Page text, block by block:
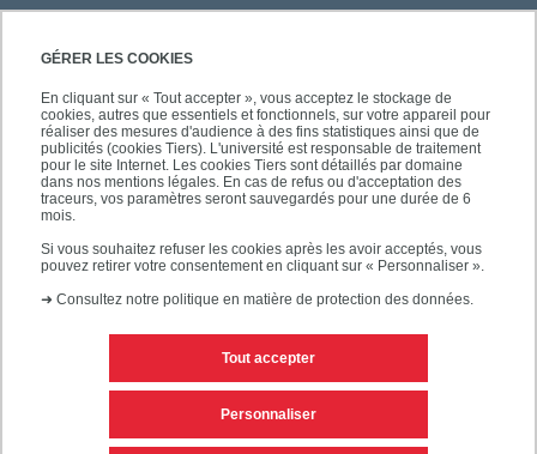
GÉRER LES COOKIES
En cliquant sur « Tout accepter », vous acceptez le stockage de
cookies, autres que essentiels et fonctionnels, sur votre appareil pour
réaliser des mesures d'audience à des fins statistiques ainsi que de
publicités (cookies Tiers). L'université est responsable de traitement
pour le site Internet. Les cookies Tiers sont détaillés par domaine
dans nos mentions légales. En cas de refus ou d'acceptation des
traceurs, vos paramètres seront sauvegardés pour une durée de 6
mois.
Si vous souhaitez refuser les cookies après les avoir acceptés, vous
pouvez retirer votre consentement en cliquant sur « Personnaliser ».
➜ Consultez notre politique en matière de protection des données.
Tout accepter
Personnaliser
Mentions légales
Personnaliser les cookies Plan du site